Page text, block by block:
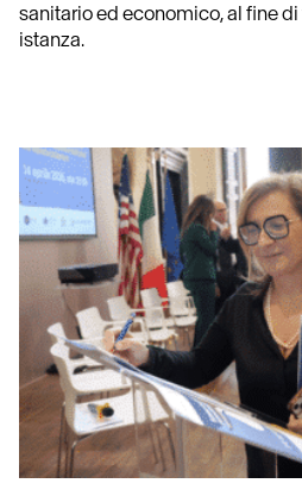
sanitario ed economico, al fine
istanza.